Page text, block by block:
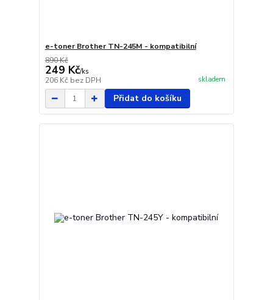
e-toner Brother TN-245M - kompatibilní
890 Kč
249 Kč/ks
206 Kč bez DPH skladem
Přidat do košíku